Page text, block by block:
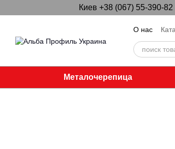
Перейти к основному контентуКиев +38 (067) 55-390-82
О нас
Металочерепица